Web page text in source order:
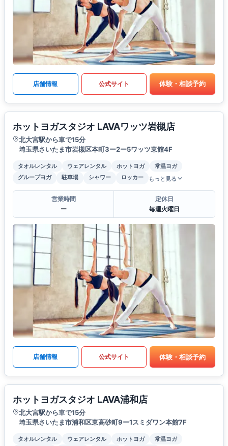
店舗情報 公式サイト 体験・相談予約
ホットヨガスタジオ LAVAワッツ岩槻店
北大宮駅から車で15分
埼玉県さいたま市岩槻区本町3ー2ー5ワッツ東館4F
タオルレンタル ウェアレンタル ホットヨガ
常温ヨガ
グループヨガ
駐車場 シャワー ロッカー もっと見る
営業時間
ー
定休日
毎週火曜日
店舗情報 公式サイト 体験・相談予約
ホットヨガスタジオ LAVA浦和店
北大宮駅から車で15分
埼玉県さいたま市浦和区東高砂町9ー1スミダワン本館7F
タオルレンタル ウェアレンタル ホットヨガ
常温ヨガ